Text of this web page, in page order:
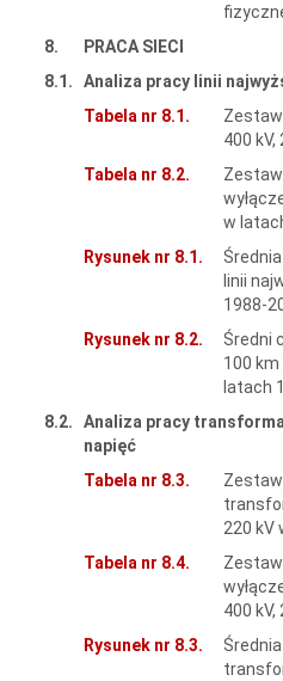
8.
PRACA SIECI
8.1.
Analiza pracy linii
Tabela nr 8.1.
400 kV,
Tabela nr 8.2.
w
Rysunek nr 8.1.
linii
1988-
Rysunek nr 8.2.
Średni
100
latach
8.2.
Analiza pracy
napięć
Tabela nr 8.3.
220 kV
Tabela nr 8.4.
400 kV,
Rysunek nr 8.3.